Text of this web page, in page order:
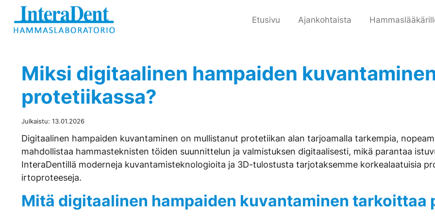
Hyppää sisältöön
Etusivu Ajankohtaista
Miksi digitaalinen hampaiden
protetiikassa?
Julkaistu: 13.01.2026
Digitaalinen hampaiden kuvantaminen on mullistanut protetiikan alan tarjoamalla tarkempia,
mahdollistaa hammasteknisten töiden suunnittelun ja valmistuksen digitaalisesti, mikä parantaa
InteraDentillä moderneja kuvantamisteknologioita ja 3D-tulostusta tarjotaksemme korkealaatuisia
irtoproteeseja.
Mitä digitaalinen hampaiden kuvantaminen tarkoittaa